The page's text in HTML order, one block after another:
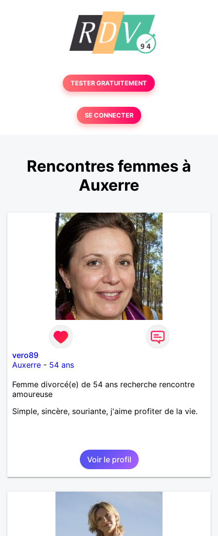
TESTER GRATUITEMENT
SE CONNECTER
Rencontres femmes à
Auxerre
vero89
Auxerre - 54 ans
Femme divorcé(e) de 54 ans recherche rencontre
amoureuse
Simple, sincère, souriante, j'aime profiter de la vie.
Voir le profil